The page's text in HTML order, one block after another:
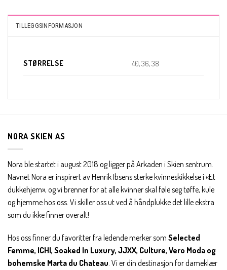
TILLEGGSINFORMASJON
STØRRELSE 40, 36, 38
NORA SKIEN AS
Nora ble startet i august 2018 og ligger på Arkaden i Skien sentrum.
Navnet Nora er inspirert av Henrik Ibsens sterke kvinneskikkelse i «Et
dukkehjem», og vi brenner for at alle kvinner skal føle seg tøffe, kule
og hjemme hos oss. Vi skiller oss ut ved å håndplukke det lille ekstra
som du ikke finner overalt!
Hos oss finner du favoritter fra ledende merker som Selected
Femme, ICHI, Soaked In Luxury, JJXX, Culture, Vero Moda og
bohemske Marta du Chateau. Vi er din destinasjon for dameklær
KUNDEKLUBB